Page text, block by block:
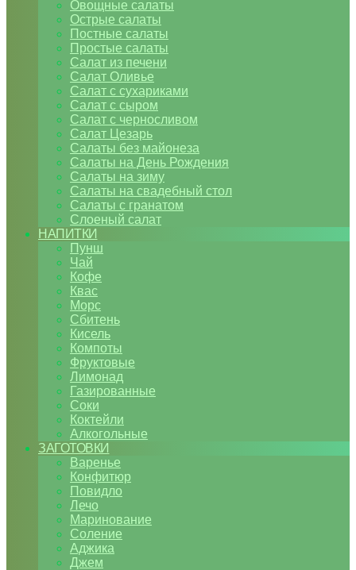
Овощные салаты
Острые салаты
Постные салаты
Простые салаты
Салат из печени
Салат Оливье
Салат с сухариками
Салат с сыром
Салат с черносливом
Салат Цезарь
Салаты без майонеза
Салаты на День Рождения
Салаты на зиму
Салаты на свадебный стол
Салаты с гранатом
Слоеный салат
НАПИТКИ
Пунш
Чай
Кофе
Квас
Морс
Сбитень
Кисель
Компоты
Фруктовые
Лимонад
Газированные
Соки
Коктейли
Алкогольные
ЗАГОТОВКИ
Варенье
Конфитюр
Повидло
Лечо
Маринование
Соление
Аджика
Джем